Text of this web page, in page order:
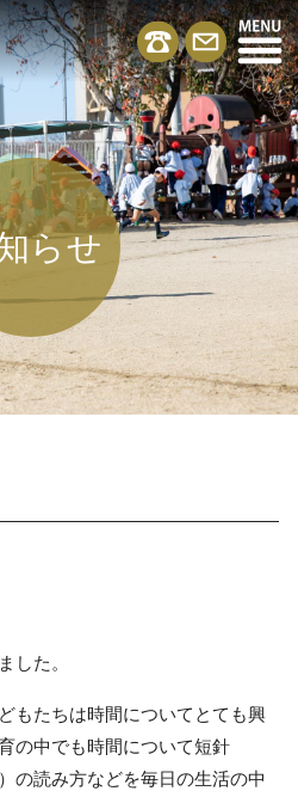
らせ
した。
もたちは時間についてとても興
の中でも時間について短針
の読み方などを毎日の生活の中